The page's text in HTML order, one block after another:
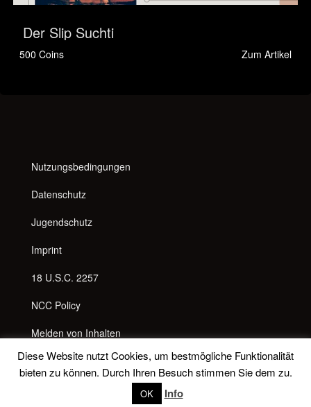
Der Slip Suchti
500 Coins Zum Artikel
Nutzungsbedingungen
Datenschutz
Jugendschutz
Imprint
18 U.S.C. 2257
NCC Policy
Melden von Inhalten
Anti Spam Richtlinie
© 2026 Lady Latina
Diese Website nutzt Cookies, um bestmögliche Funktionalität
bieten zu können. Durch Ihren Besuch stimmen Sie dem zu.
OK Info
Messenger